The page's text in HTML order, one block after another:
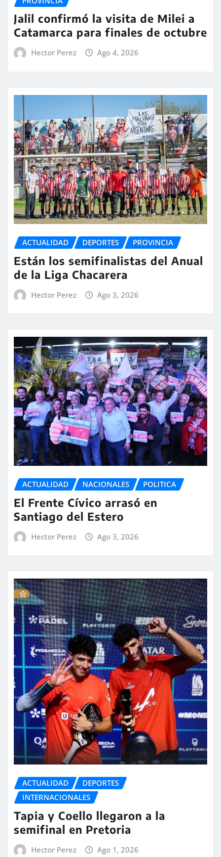
Jalil confirmó la visita de Milei a
Catamarca para finales de octubre
Hector Perez Ago 4, 2026
ACTUALIDAD DEPORTES PROVINCIA
Están los semifinalistas del Anual
de la Liga Chacarera
Hector Perez Ago 3, 2026
ACTUALIDAD NACIONALES POLITICA
El Frente Cívico arrasó en
Santiago del Estero
Hector Perez Ago 3, 2026
ACTUALIDAD
DEPORTES
INTERNACIONALES
Tapia y Coello llegaron a la
semifinal en Pretoria
Hector Perez Ago 1, 2026